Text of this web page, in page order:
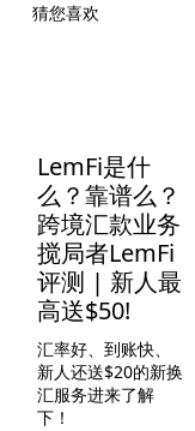
猜您喜欢
LemFi是什
么？靠谱么？
跨境汇款业务
搅局者LemFi
评测 | 新人最
高送$50!
汇率好、到账快、
新人还送$20的新换
汇服务进来了解
下！